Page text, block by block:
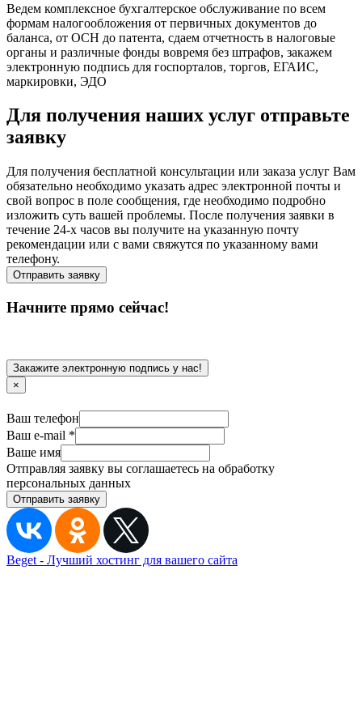
Ведем комплексное бухгалтерское обслуживание по всем
формам налогообложения от первичных документов до
баланса, от ОСН до патента, сдаем отчетность в налоговые
органы и различные фонды вовремя без штрафов, закажем
электронную подпись для госпорталов, торгов, ЕГАИС,
маркировки, ЭДО
Для получения наших услуг отправьте
заявку
Для получения бесплатной консультации или заказа услуг Вам
обязательно необходимо указать адрес электронной почты и
свой вопрос в поле сообщения, где необходимо подробно
изложить суть вашей проблемы. После получения заявки в
течение 24-х часов вы получите на указанную почту
рекомендации или с вами свяжутся по указанному вами
телефону.
Отправить заявку
Начните прямо сейчас!
Закажите электронную подпись у нас!
×
Ваш телефон
Ваш e-mail *
Ваше имя
Отправляя заявку вы соглашаетесь на обработку
персональных данных
Отправить заявку
Beget - Лучший хостинг для вашего сайта